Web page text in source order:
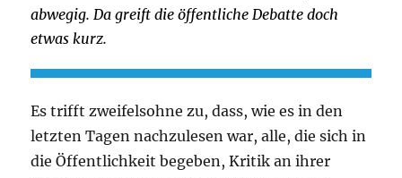
abwegig. Da greift die öffentliche Debatte doch
etwas kurz.
Es trifft zweifelsohne zu, dass, wie es in den
letzten Tagen nachzulesen war, alle, die sich in
die Öffentlichkeit begeben, Kritik an ihrer